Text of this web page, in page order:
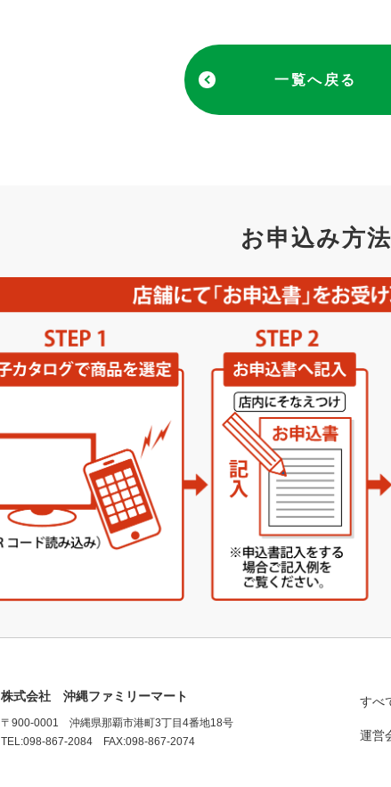
一覧へ戻る
お申込み方法
株式会社 沖縄ファミリーマート
〒900-0001 沖縄県那覇市港町3丁目4番地18号
TEL:098-867-2084 FAX:098-867-2074
すべ
運営